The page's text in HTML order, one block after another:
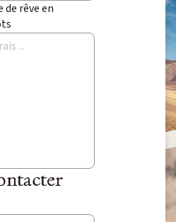
fil de l'eau
Aventure
Pulka
de rêve en